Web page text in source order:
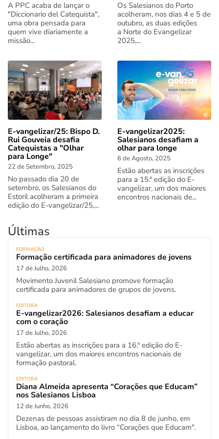
A PPC acaba de lançar o
"Diccionario del Catequista",
uma obra pensada para
quem vive diariamente a
missão...
Os Salesianos do Porto
acolheram, nos dias 4 e 5 de
outubro, as duas edições
a Norte do Evangelizar
2025,...
E-vangelizar/25: Bispo D.
Rui Gouveia desafia
Catequistas a "Olhar
para Longe"
22 de Setembro, 2025
No passado dia 20 de
setembro, os Salesianos do
Estoril acolheram a primeira
edição do E-vangelizar/25,...
E-vangelizar2025:
Salesianos desafiam a
olhar para longe
6 de Agosto, 2025
Estão abertas as inscrições
para a 15.ª edição do E-
vangelizar, um dos maiores
encontros nacionais de...
Últimas
FORMAÇÃO
Formação certificada para animadores de jovens
17 de Julho, 2026
Movimento Juvenil Salesiano promove formação
certificada para animadores de grupos de jovens.
EDITORA
E-vangelizar2026: Salesianos desafiam a educar
com o coração
17 de Julho, 2026
Estão abertas as inscrições para a 16.ª edição do E-
vangelizar, um dos maiores encontros nacionais de
formação pastoral.
EDITORA
Diana Almeida apresenta “Corações que Educam”
nos Salesianos Lisboa
12 de Junho, 2026
Dezenas de pessoas assistiram no dia 8 de junho, em
Lisboa, ao lançamento do livro “Corações que Educam".